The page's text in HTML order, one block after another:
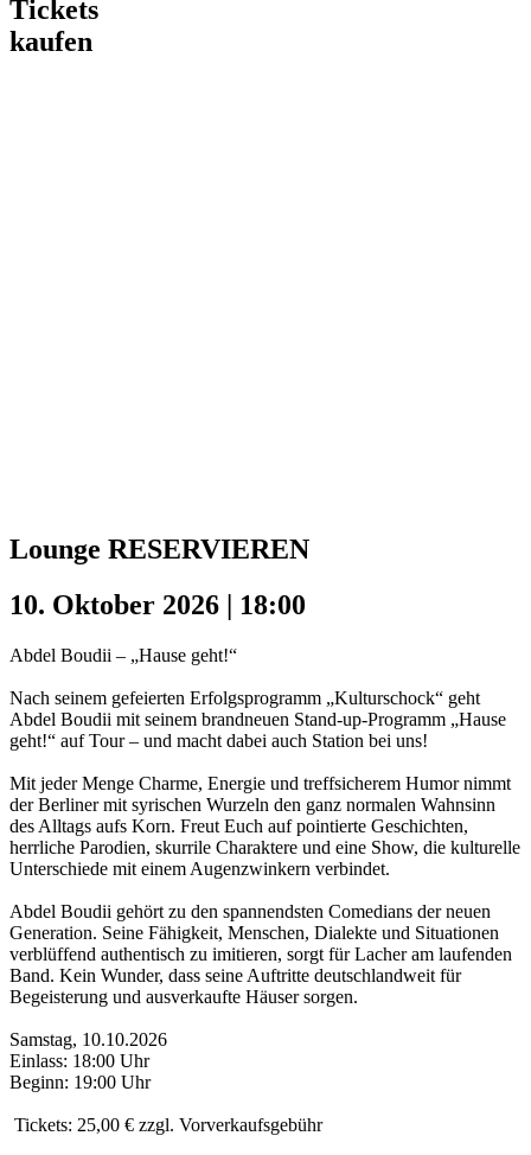
Tickets
kaufen
Lounge RESERVIEREN
10. Oktober 2026 | 18:00
Abdel Boudii – „Hause geht!“
Nach seinem gefeierten Erfolgsprogramm „Kulturschock“ geht
Abdel Boudii mit seinem brandneuen Stand-up-Programm „Hause
geht!“ auf Tour – und macht dabei auch Station bei uns!
Mit jeder Menge Charme, Energie und treffsicherem Humor nimmt
der Berliner mit syrischen Wurzeln den ganz normalen Wahnsinn
des Alltags aufs Korn. Freut Euch auf pointierte Geschichten,
herrliche Parodien, skurrile Charaktere und eine Show, die kulturelle
Unterschiede mit einem Augenzwinkern verbindet.
Abdel Boudii gehört zu den spannendsten Comedians der neuen
Generation. Seine Fähigkeit, Menschen, Dialekte und Situationen
verblüffend authentisch zu imitieren, sorgt für Lacher am laufenden
Band. Kein Wunder, dass seine Auftritte deutschlandweit für
Begeisterung und ausverkaufte Häuser sorgen.
Samstag, 10.10.2026
Einlass: 18:00 Uhr
Beginn: 19:00 Uhr
️ Tickets: 25,00 € zzgl. Vorverkaufsgebühr